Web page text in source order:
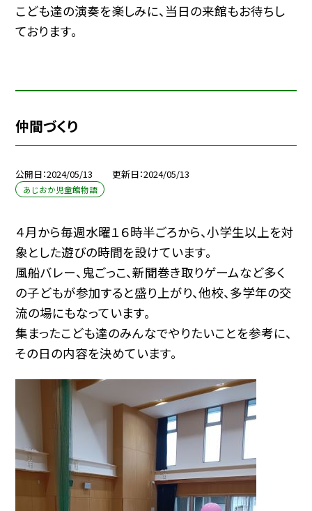
こども達の演奏を楽しみに、当日の来館もお待ちし
ております。
仲間づくり
公開日 2024/05/13 更新日 2024/05/13
あじおか児童館物語
４月から毎週水曜１６時半ごろから、小学生以上を対
象とした遊びの時間を設けています。
風船バレー、鬼ごっこ、新聞巻き取りゲームなど多く
の子どもが参加すると盛り上がり、他校、多学年の交
流の場にもなっています。
集まったこども達のみんなでやりたいことを参考に、
その日の内容を決めています。